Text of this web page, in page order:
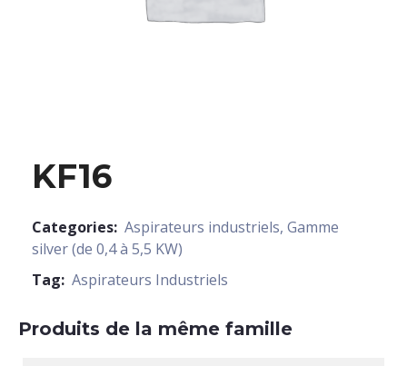
KF16
Categories: Aspirateurs industriels, Gamme
silver (de 0,4 à 5,5 KW)
Tag: Aspirateurs Industriels
Produits de la même famille